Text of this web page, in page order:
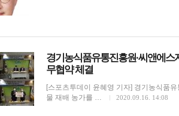
경기농식품유통진흥원·씨앤에스
무협약 체결
[스포츠투데이 윤혜영 기자] 경기농식품
물 재배 농가를 …
2020.09.16. 14:08